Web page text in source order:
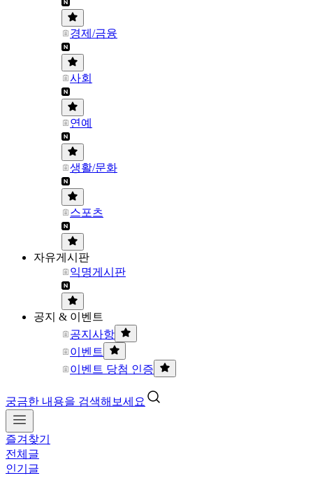
경제/금융
사회
연예
생활/문화
스포츠
자유게시판
익명게시판
공지 & 이벤트
공지사항
이벤트
이벤트 당첨 인증
궁금한 내용을 검색해보세요
즐겨찾기
전체글
인기글